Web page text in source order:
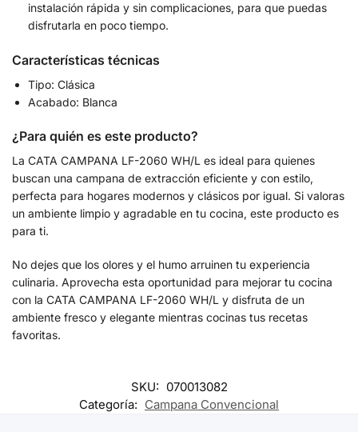
instalación rápida y sin complicaciones, para que puedas
disfrutarla en poco tiempo.
Características técnicas
Tipo: Clásica
Acabado: Blanca
¿Para quién es este producto?
La CATA CAMPANA LF-2060 WH/L es ideal para quienes
buscan una campana de extracción eficiente y con estilo,
perfecta para hogares modernos y clásicos por igual. Si valoras
un ambiente limpio y agradable en tu cocina, este producto es
para ti.
No dejes que los olores y el humo arruinen tu experiencia
culinaria. Aprovecha esta oportunidad para mejorar tu cocina
con la CATA CAMPANA LF-2060 WH/L y disfruta de un
ambiente fresco y elegante mientras cocinas tus recetas
favoritas.
SKU: 070013082
Categoría: Campana Convencional